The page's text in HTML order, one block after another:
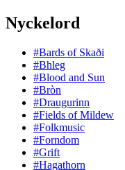
Nyckelord
#Bards of Skaði
#Bhleg
#Blood and Sun
#Bròn
#Draugurinn
#Fields of Mildew
#Folkmusic
#Forndom
#Grift
#Hagathorn